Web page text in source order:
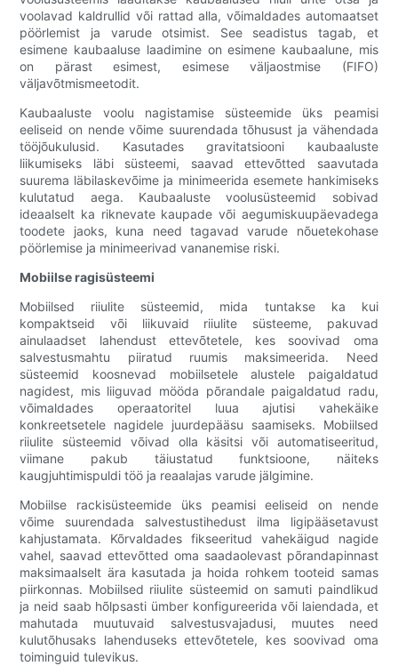
voolavad kaldrullid või rattad alla, võimaldades automaatset
pöörlemist ja varude otsimist. See seadistus tagab, et
esimene kaubaaluse laadimine on esimene kaubaalune, mis
on pärast esimest, esimese väljaostmise (FIFO)
väljavõtmismeetodit.
Kaubaaluste voolu nagistamise süsteemide üks peamisi
eeliseid on nende võime suurendada tõhusust ja vähendada
tööjõukulusid. Kasutades gravitatsiooni kaubaaluste
liikumiseks läbi süsteemi, saavad ettevõtted saavutada
suurema läbilaskevõime ja minimeerida esemete hankimiseks
kulutatud aega. Kaubaaluste voolusüsteemid sobivad
ideaalselt ka riknevate kaupade või aegumiskuupäevadega
toodete jaoks, kuna need tagavad varude nõuetekohase
pöörlemise ja minimeerivad vananemise riski.
Mobiilse ragisüsteemi
Mobiilsed riiulite süsteemid, mida tuntakse ka kui
kompaktseid või liikuvaid riiulite süsteeme, pakuvad
ainulaadset lahendust ettevõtetele, kes soovivad oma
salvestusmahtu piiratud ruumis maksimeerida. Need
süsteemid koosnevad mobiilsetele alustele paigaldatud
nagidest, mis liiguvad mööda põrandale paigaldatud radu,
võimaldades operaatoritel luua ajutisi vahekäike
konkreetsetele nagidele juurdepääsu saamiseks. Mobiilsed
riiulite süsteemid võivad olla käsitsi või automatiseeritud,
viimane pakub täiustatud funktsioone, näiteks
kaugjuhtimispuldi töö ja reaalajas varude jälgimine.
Mobiilse rackisüsteemide üks peamisi eeliseid on nende
võime suurendada salvestustihedust ilma ligipääsetavust
kahjustamata. Kõrvaldades fikseeritud vahekäigud nagide
vahel, saavad ettevõtted oma saadaolevast põrandapinnast
maksimaalselt ära kasutada ja hoida rohkem tooteid samas
piirkonnas. Mobiilsed riiulite süsteemid on samuti paindlikud
ja neid saab hõlpsasti ümber konfigureerida või laiendada, et
mahutada muutuvaid salvestusvajadusi, muutes need
kulutõhusaks lahenduseks ettevõtetele, kes soovivad oma
toiminguid tulevikus.